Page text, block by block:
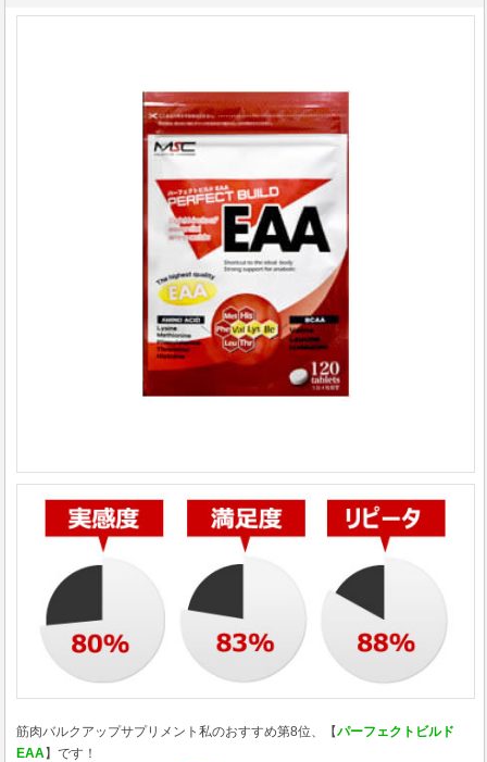
筋肉バルクアップサプリメント私のおすすめ第8位、【パーフェクトビルド
EAA 】です！